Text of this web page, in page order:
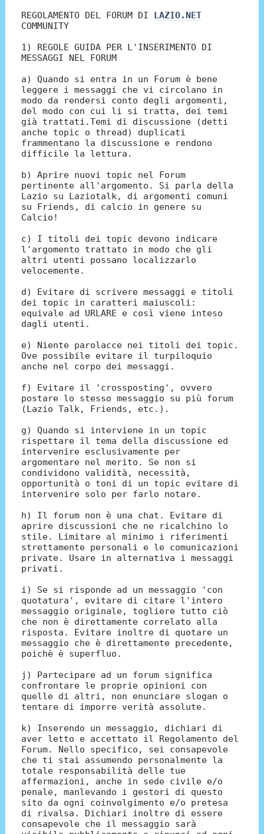
REGOLAMENTO DEL FORUM DI LAZIO.NET
COMMUNITY
1) REGOLE GUIDA PER L'INSERIMENTO DI
MESSAGGI NEL FORUM
a) Quando si entra in un Forum è bene
leggere i messaggi che vi circolano in
modo da rendersi conto degli argomenti,
del modo con cui li si tratta, dei temi
già trattati.Temi di discussione (detti
anche topic o thread) duplicati
frammentano la discussione e rendono
difficile la lettura.
b) Aprire nuovi topic nel Forum
pertinente all'argomento. Si parla della
Lazio su Laziotalk, di argomenti comuni
su Friends, di calcio in genere su
Calcio!
c) I titoli dei topic devono indicare
l'argomento trattato in modo che gli
altri utenti possano localizzarlo
velocemente.
d) Evitare di scrivere messaggi e titoli
dei topic in caratteri maiuscoli:
equivale ad URLARE e così viene inteso
dagli utenti.
e) Niente parolacce nei titoli dei topic.
Ove possibile evitare il turpiloquio
anche nel corpo dei messaggi.
f) Evitare il 'crossposting', ovvero
postare lo stesso messaggio su più forum
(Lazio Talk, Friends, etc.).
g) Quando si interviene in un topic
rispettare il tema della discussione ed
intervenire esclusivamente per
argomentare nel merito. Se non si
condividono validità, necessità,
opportunità o toni di un topic evitare di
intervenire solo per farlo notare.
h) Il forum non è una chat. Evitare di
aprire discussioni che ne ricalchino lo
stile. Limitare al minimo i riferimenti
strettamente personali e le comunicazioni
private. Usare in alternativa i messaggi
privati.
i) Se si risponde ad un messaggio 'con
quotatura', evitare di citare l'intero
messaggio originale, togliere tutto ciò
che non è direttamente correlato alla
risposta. Evitare inoltre di quotare un
messaggio che è direttamente precedente,
poichè è superfluo.
j) Partecipare ad un forum significa
confrontare le proprie opinioni con
quelle di altri, non enunciare slogan o
tentare di imporre verità assolute.
k) Inserendo un messaggio, dichiari di
aver letto e accettato il Regolamento del
Forum. Nello specifico, sei consapevole
che ti stai assumendo personalmente la
totale responsabilità delle tue
affermazioni, anche in sede civile e/o
penale, manlevando i gestori di questo
sito da ogni coinvolgimento e/o pretesa
di rivalsa. Dichiari inoltre di essere
consapevole che il messaggio sarà